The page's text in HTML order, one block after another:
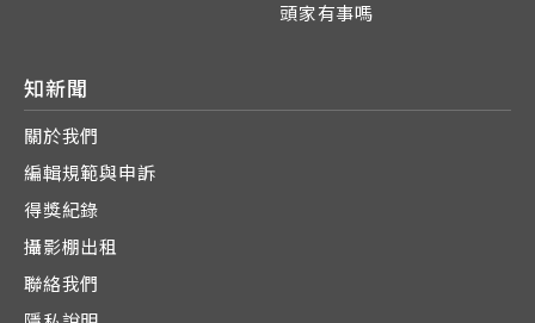
頭家有事嗎
知新聞
關於我們
編輯規範與申訴
得獎紀錄
攝影棚出租
聯絡我們